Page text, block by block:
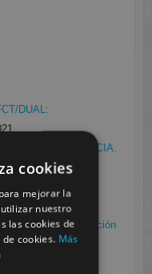
DUAL:
DE RADIOFARMACIA.
Aguado.
enero 28,
Murcia. Protección
Congreso
cookies
mejorar la
nuestro
las cookies de
cookies. Más